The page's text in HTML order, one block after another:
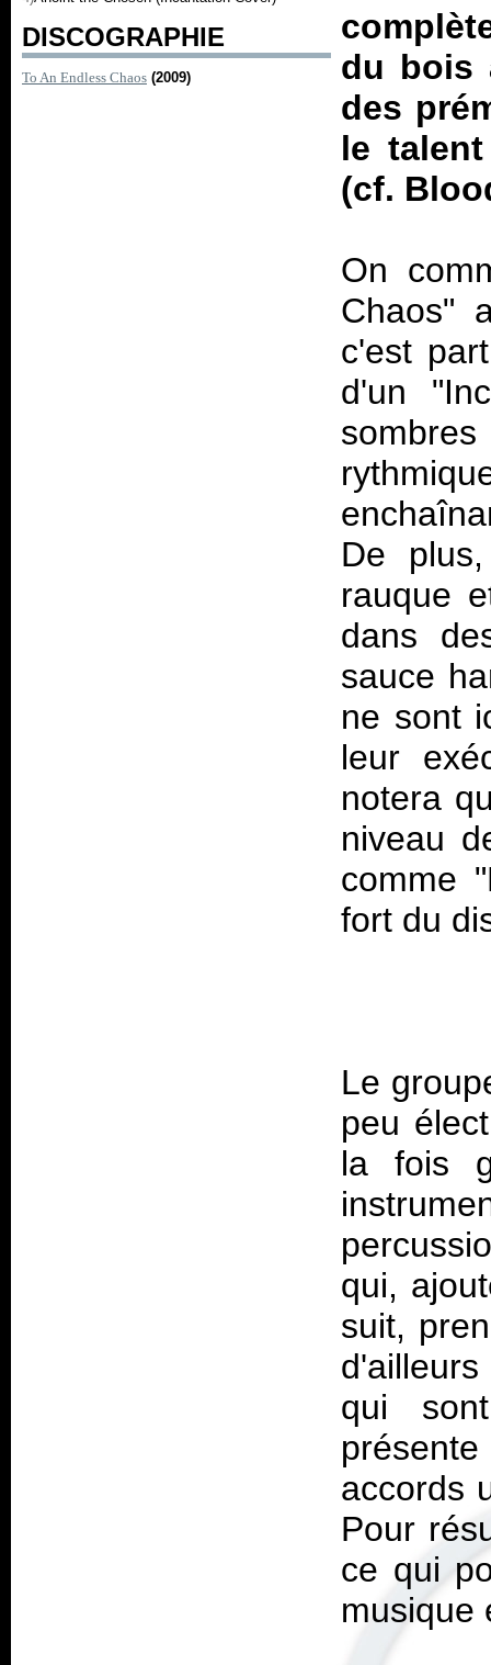
DISCOGRAPHIE
To An Endless Chaos (2009)
du bois
des
le
(cf.
On
Chaos"
c'est
d'un
De
rauque
dans
sauce
ne sont
leur
notera
niveau
comme
Le
peu
la fois
qui,
suit,
qui
accords
Pour
ce qui
musique